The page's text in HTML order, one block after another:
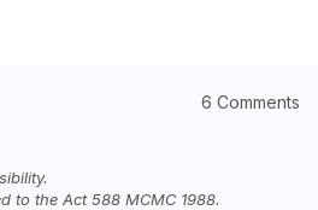
6 Comments
to the Act 588 MCMC 1988.